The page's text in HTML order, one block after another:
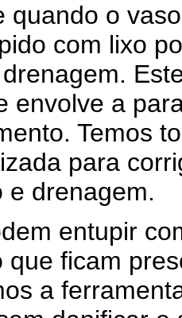
quando o
com lixo
envolve a
Temos
para
e drenagem.
entupir
que ficam
a